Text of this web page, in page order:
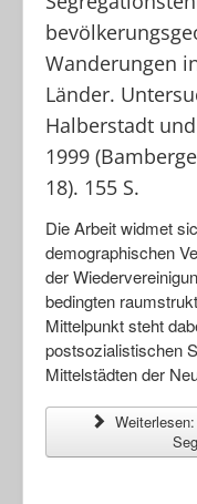
Wanderungen
Länder.
Halberstadt
1999
18). 155 S.
Die Arbeit widmet
demographischen
der
bedingten
Mittelpunkt steht
postsozialistischen
Mittelstädten der